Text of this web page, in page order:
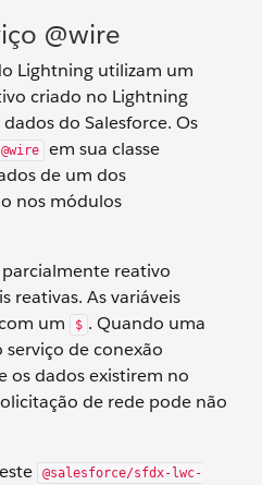
@wire
Lightning utilizam um
criado no Lightning
do Salesforce. Os
@wire
em sua classe
de um dos
nos módulos
reativo
reativas. As variáveis
um
$ . Quando uma
de conexão
os dados existirem no
de rede pode não
@salesforce/sfdx-lwc-